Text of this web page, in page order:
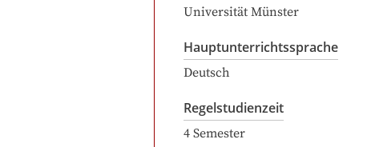
Universität Münster
Hauptunterrichtssprache
Deutsch
Regelstudienzeit
4 Semester